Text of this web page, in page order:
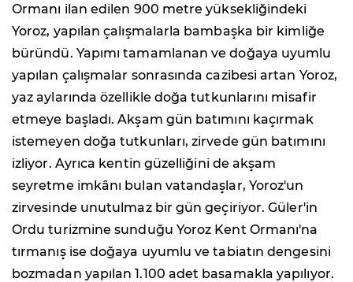
Ormanı ilan edilen 900 metre yüksekliğindeki
Yoroz, yapılan çalışmalarla bambaşka bir kimliğe
büründü. Yapımı tamamlanan ve doğaya uyumlu
yapılan çalışmalar sonrasında cazibesi artan Yoroz,
yaz aylarında özellikle doğa tutkunlarını misafir
etmeye başladı. Akşam gün batımını kaçırmak
istemeyen doğa tutkunları, zirvede gün batımını
izliyor. Ayrıca kentin güzelliğini de akşam
seyretme imkânı bulan vatandaşlar, Yoroz'un
zirvesinde unutulmaz bir gün geçiriyor. Güler'in
Ordu turizmine sunduğu Yoroz Kent Ormanı'na
tırmanış ise doğaya uyumlu ve tabiatın dengesini
bozmadan yapılan 1.100 adet basamakla yapılıyor.